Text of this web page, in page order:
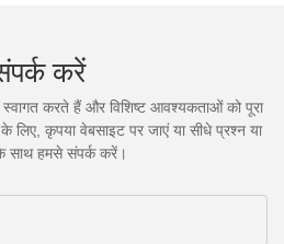
करें
करते हैं और विशिष्ट आवश्यकताओं को पूरा
लिए, कृपया वेबसाइट पर जाएं या सीधे प्रश्न या
साथ हमसे संपर्क करें।